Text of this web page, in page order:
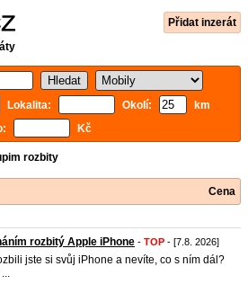
Přidat inzerát
Lokalita:
Okolí:
km
Kč
rozbity
Cena
rozbitý Apple iPhone - TOP - [7.8. 2026]
jste si svůj iPhone a nevíte, co s ním dál?
...